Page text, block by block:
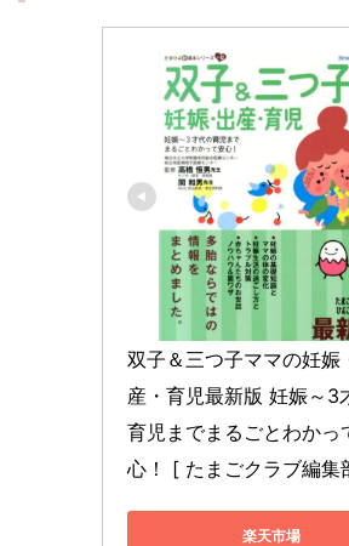
双子＆三つ子ママの妊娠
産・育児最新版 妊娠～3
育児までまるごとわかっ
心！ [ たまごクラブ編集
楽天市場